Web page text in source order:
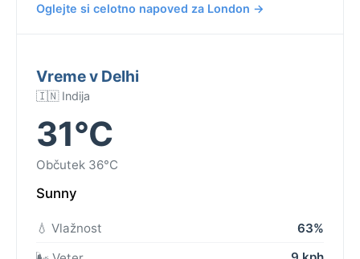
Oglejte si celotno napoved za London →
Vreme v Delhi
🇮🇳 Indija
31°C
Občutek 36°C
Sunny
💧 Vlažnost
63%